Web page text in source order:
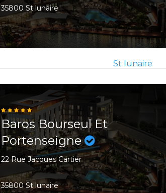
35800 St lunaire
St lunaire
Baros Bourseul Et
Portenseigne
22 Rue Jacques Cartier
35800 St lunaire